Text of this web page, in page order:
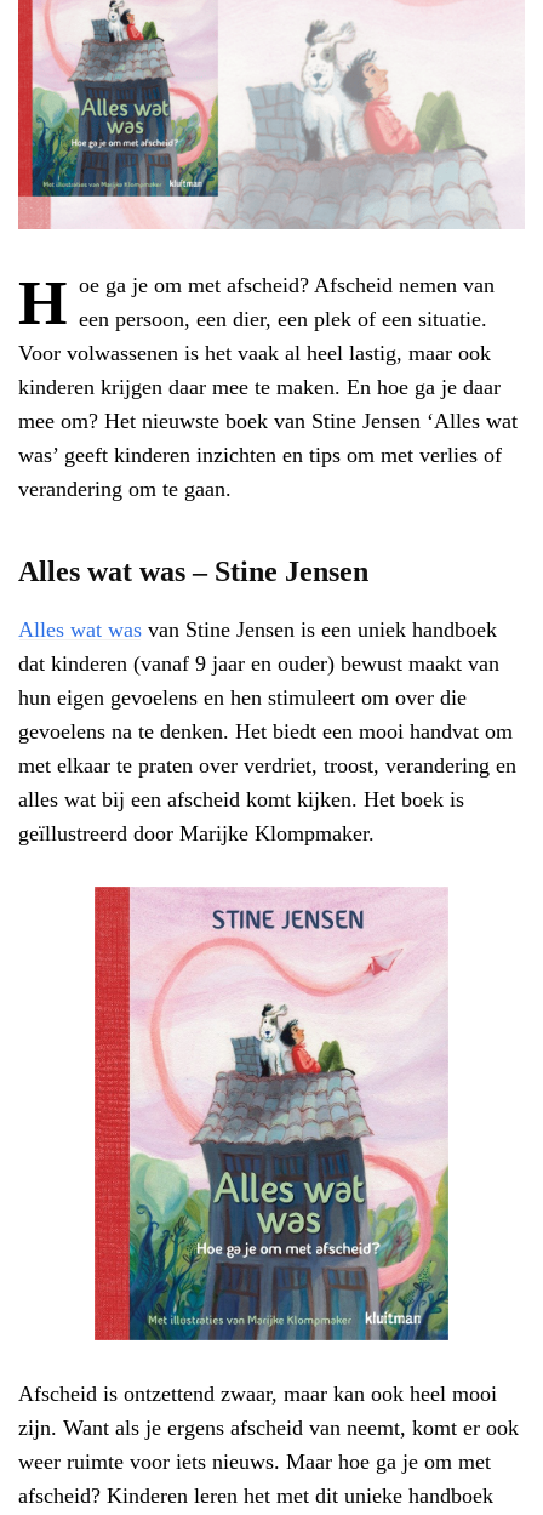
H oe ga je om met afscheid? Afscheid nemen van
een persoon, een dier, een plek of een situatie.
Voor volwassenen is het vaak al heel lastig, maar ook
kinderen krijgen daar mee te maken. En hoe ga je daar
mee om? Het nieuwste boek van Stine Jensen ‘Alles wat
was’ geeft kinderen inzichten en tips om met verlies of
verandering om te gaan.
Alles wat was – Stine Jensen
Alles wat was van Stine Jensen is een uniek handboek
dat kinderen (vanaf 9 jaar en ouder) bewust maakt van
hun eigen gevoelens en hen stimuleert om over die
gevoelens na te denken. Het biedt een mooi handvat om
met elkaar te praten over verdriet, troost, verandering en
alles wat bij een afscheid komt kijken. Het boek is
geïllustreerd door Marijke Klompmaker.
Afscheid is ontzettend zwaar, maar kan ook heel mooi
zijn. Want als je ergens afscheid van neemt, komt er ook
weer ruimte voor iets nieuws. Maar hoe ga je om met
afscheid? Kinderen leren het met dit unieke handboek